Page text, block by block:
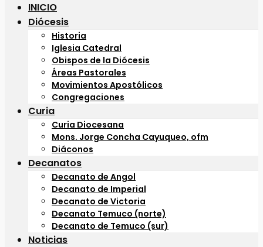
INICIO
Diócesis
Historia
Iglesia Catedral
Obispos de la Diócesis
Áreas Pastorales
Movimientos Apostólicos
Congregaciones
Curia
Curia Diocesana
Mons. Jorge Concha Cayuqueo, ofm
Diáconos
Decanatos
Decanato de Angol
Decanato de Imperial
Decanato de Victoria
Decanato Temuco (norte)
Decanato de Temuco (sur)
Noticias